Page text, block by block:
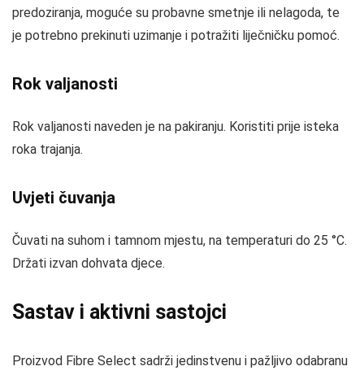
predoziranja, moguće su probavne smetnje ili nelagoda, te
je potrebno prekinuti uzimanje i potražiti liječničku pomoć.
Rok valjanosti
Rok valjanosti naveden je na pakiranju. Koristiti prije isteka
roka trajanja.
Uvjeti čuvanja
Čuvati na suhom i tamnom mjestu, na temperaturi do 25 °C.
Držati izvan dohvata djece.
Sastav i aktivni sastojci
Proizvod Fibre Select sadrži jedinstvenu i pažljivo odabranu